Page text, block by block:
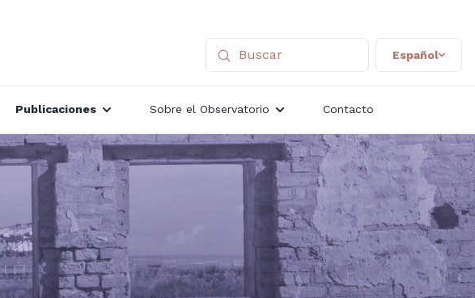
Español
Publicaciones Sobre el Observatorio Contacto